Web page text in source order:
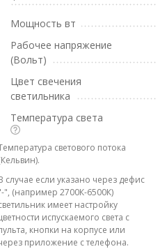
Мощность вт
Рабочее напряжение
(Вольт)
Цвет свечения
светильника
Температура света
светового потока
случае если указано через дефис
", (например 2700К-6500К)
имеет настройку
испускаемого света с
кнопки на корпусе или
приложение с телефона.